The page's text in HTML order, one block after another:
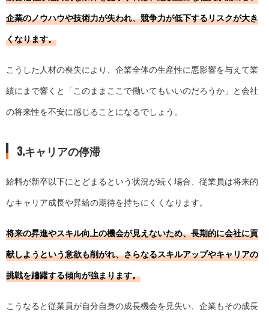
企業のノウハウや技術力が失われ、競争力が低下するリスクが大き
くなります。
こうした人材の喪失により、企業全体の生産性に悪影響を与えて業
績にまで響くと「このままここで働いてもいいのだろうか」と会社
の将来性を不安に感じることになるでしょう。
3.キャリアの停滞
給料が新卒以下にとどまるという状況が続く場合、従業員は将来的
なキャリア成長や昇給の期待を持ちにくくなります。
将来の昇進やスキル向上の機会が見えないため、長期的に会社に貢
献しようという意欲も削がれ、さらなるスキルアップやキャリアの
挑戦を躊躇する傾向が強まります。
こうなると従業員が自分自身の成長機会を見失い、企業もその成長